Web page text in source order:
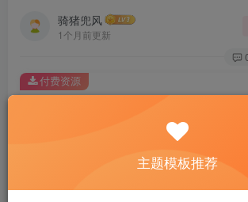
骑猪兜风
1个月前更新
此内容为付费资源，请付费后查看
￥9.9
付费资源
主题模板推荐